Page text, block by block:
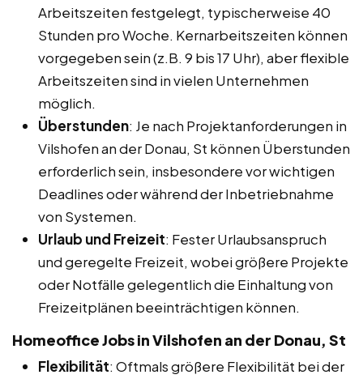
Arbeitszeiten festgelegt, typischerweise 40
Stunden pro Woche. Kernarbeitszeiten können
vorgegeben sein (z.B. 9 bis 17 Uhr), aber flexible
Arbeitszeiten sind in vielen Unternehmen
möglich.
Überstunden: Je nach Projektanforderungen in
Vilshofen an der Donau, St können Überstunden
erforderlich sein, insbesondere vor wichtigen
Deadlines oder während der Inbetriebnahme
von Systemen.
Urlaub und Freizeit: Fester Urlaubsanspruch
und geregelte Freizeit, wobei größere Projekte
oder Notfälle gelegentlich die Einhaltung von
Freizeitplänen beeinträchtigen können.
Homeoffice Jobs in Vilshofen an der Donau, St
Flexibilität: Oftmals größere Flexibilität bei der